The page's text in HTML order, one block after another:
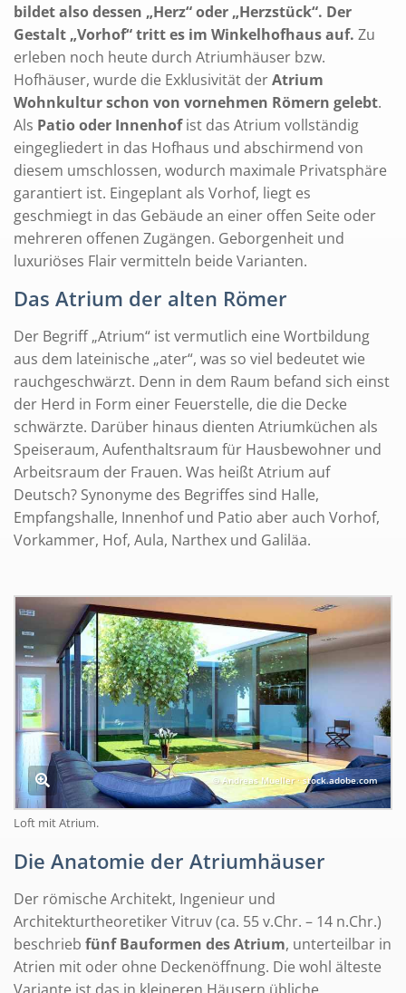
bildet also dessen „Herz“ oder „Herzstück“. Der
Gestalt „Vorhof“ tritt es im Winkelhofhaus auf. Zu
erleben noch heute durch Atriumhäuser bzw.
Hofhäuser, wurde die Exklusivität derAtrium
Wohnkultur schon von vornehmen Römern gelebt.
Als Patio oder Innenhofist das Atrium vollständig
eingegliedert in das Hofhaus und abschirmend von
diesem umschlossen, wodurch maximale Privatsphäre
garantiert ist. Eingeplant als Vorhof, liegt es
geschmiegt in das Gebäude an einer offen Seite oder
mehreren offenen Zugängen. Geborgenheit und
luxuriöses Flair vermitteln beide Varianten.
Das Atrium der alten Römer
Der Begriff „Atrium“ ist vermutlich eine Wortbildung
aus dem lateinische „ater“, was so viel bedeutet wie
rauchgeschwärzt. Denn in dem Raum befand sich einst
der Herd in Form einer Feuerstelle, die die Decke
schwärzte. Darüber hinaus dienten Atriumküchen als
Speiseraum, Aufenthaltsraum für Hausbewohner und
Arbeitsraum der Frauen. Was heißt Atrium auf
Deutsch? Synonyme des Begriffes sind Halle,
Empfangshalle, Innenhof und Patio aber auch Vorhof,
Vorkammer, Hof, Aula, Narthex und Galiläa.
© Andreas Mueller · stock.adobe.com
Loft mit Atrium.
Die Anatomie der Atriumhäuser
Der römische Architekt, Ingenieur und
Architekturtheoretiker Vitruv (ca. 55 v.Chr. – 14 n.Chr.)
beschrieb fünf Bauformen des Atrium, unterteilbar in
Atrien mit oder ohne Deckenöffnung. Die wohl älteste